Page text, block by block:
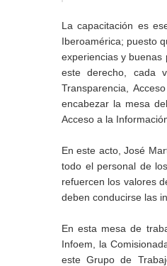
La capacitación es
Iberoamérica; puesto
experiencias y buenas
este derecho, cada
Transparencia,
encabezar la mesa
Acceso a la
En este acto, José
todo el personal de
refuercen los valores
deben conducirse las
En esta mesa de
Infoem, la
este Grupo de